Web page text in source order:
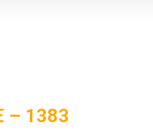
– 1383